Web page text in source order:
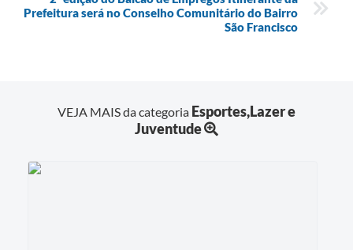
Prefeitura será no Conselho Comunitário do Bairro
São Francisco
VEJA MAIS da categoria Esportes,Lazer e
Juventude